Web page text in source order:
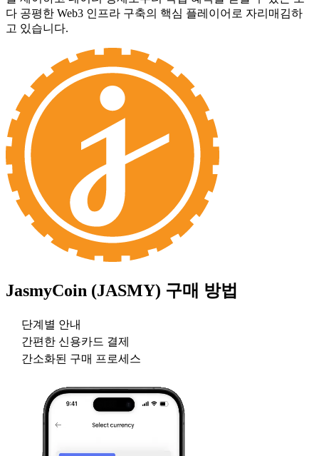
다 공평한 Web3 인프라 구축의 핵심 플레이어로 자리매김하
고 있습니다.
JasmyCoin (JASMY) 구매 방법
단계별 안내
간편한 신용카드 결제
간소화된 구매 프로세스